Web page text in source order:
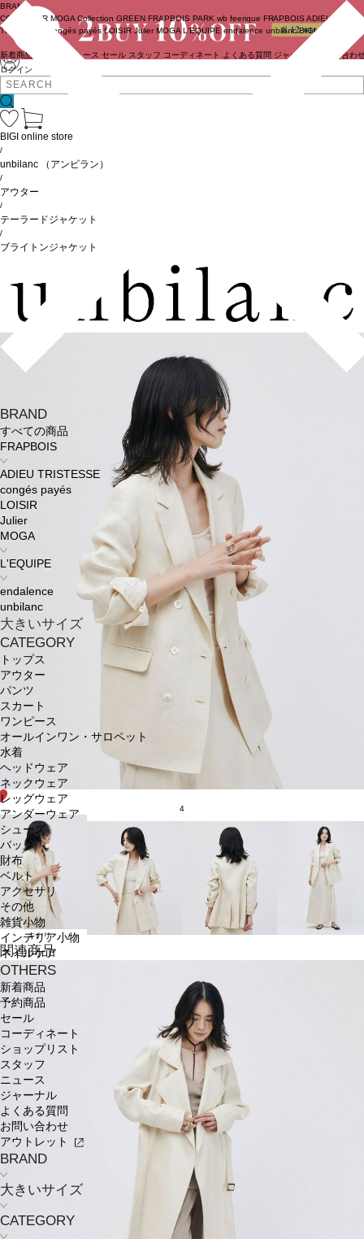
ログイン
BRAND
COUTURIER MOGA Collection GREEN FRAPBOIS PARK wb feerique FRAPBOIS ADIEU
TRISTESSE
congés payés LOISIR Julier MOGA L'EQUIPE endalence unbilanc BIGI online store
新着商品 ニュース セール スタッフ コーディネート よくある質問 ジャーナル お問い合わ
BRAND
すべての商品
FRAPBOIS
ADIEU TRISTESSE
congés payés
LOISIR
Julier
MOGA
L'EQUIPE
endalence
unbilanc
大きいサイズ
CATEGORY
トップス
アウター
パンツ
スカート
ワンピース
オールインワン・サロペット
水着
ヘッドウェア
ネックウェア
レッグウェア
アンダーウェア
シューズ
バッグ
財布
ベルト
アクセサリ
その他
雑貨小物
インテリア小物
ネイルケア
OTHERS
新着商品
予約商品
セール
コーディネート
ショップリスト
スタッフ
ニュース
ジャーナル
よくある質問
お問い合わせ
アウトレット
BRAND
大きいサイズ
CATEGORY
BIGI online store
/
unbilanc （アンビラン）
/
アウター
/
テーラードジャケット
/
ブライトンジャケット
4
キナリ
関連商品